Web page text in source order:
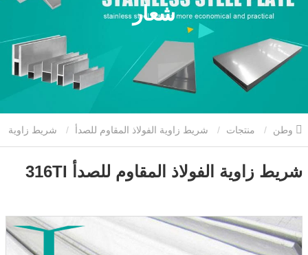
شعار
منتجات شريط زاوية الفولاذ المقاوم للصدأ شريط زاوية
الفولاذ المقاوم للصدأ 316TI
شريط زاوية الفولاذ المقاوم للصدأ 316TI